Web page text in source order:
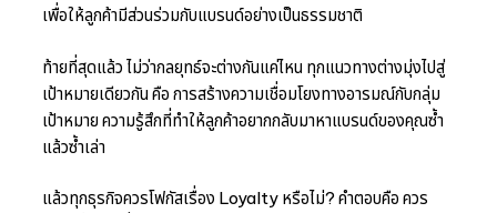
เพื่อให้ลูกค้ามีส่วนร่วมกับแบรนด์อย่างเป็นธรรมชาติ
ท้ายที่สุดแล้ว ไม่ว่ากลยุทธ์จะต่างกันแค่ไหน ทุกแนวทางต่างมุ่งไปสู่
เป้าหมายเดียวกัน คือ การสร้างความเชื่อมโยงทางอารมณ์กับกลุ่ม
เป้าหมาย ความรู้สึกที่ทำให้ลูกค้าอยากกลับมาหาแบรนด์ของคุณซ้ำ
แล้วซ้ำเล่า
แล้วทุกธุรกิจควรโฟกัสเรื่อง Loyalty หรือไม่? คำตอบคือ ควร